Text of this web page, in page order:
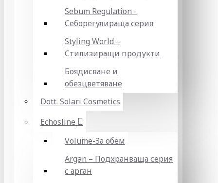
Sebum Regulation -
Себорегулираща серия
Styling World –
Стилизиращи продукти
Боядисване и
обезцветяване
Dott. Solari Cosmetics
Echosline
Volume-За обем
Argan – Подхранваща серия
с арган